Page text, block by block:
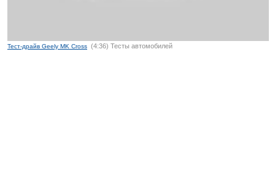
Тест-драйв Geely MK Cross (4:36) Тесты автомобилей